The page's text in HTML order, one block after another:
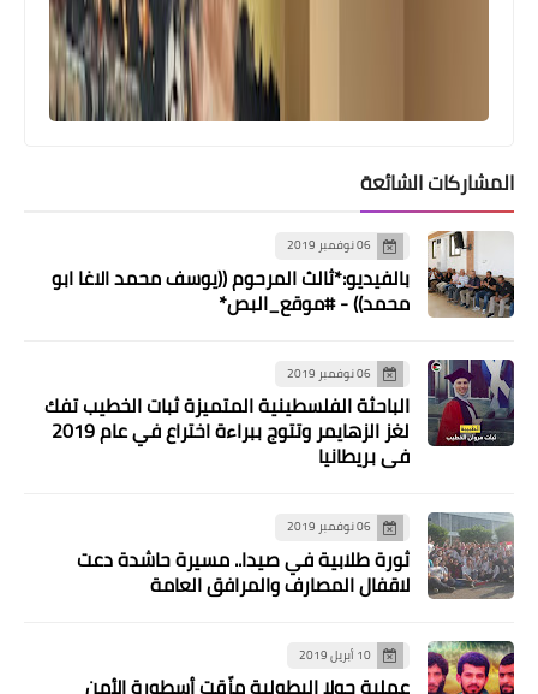
تسجيل 103 إصابات جديدة بفيروس كورونا
أخبار البص
وحدة التّدخل الصِّحي وفوج المتطوعين
يسلمون معدات وأجهزة ولوازم طبية إلى
مستشفى الشَّهيد محمود الهمشري
المشاركات الشائعة
06 نوفمبر 2019
بالفيديو:*ثالث المرحوم ((يوسف محمد الاغا ابو
محمد)) - #موقع_البص*
06 نوفمبر 2019
الباحثة الفلسطينية المتميزة ثبات الخطيب تفك
لغز الزهايمر وتتوج ببراءة اختراع في عام 2019
في بريطانيا
06 نوفمبر 2019
ثورة طلابية في صيدا.. مسيرة حاشدة دعت
لاقفال المصارف والمرافق العامة
10 أبريل 2019